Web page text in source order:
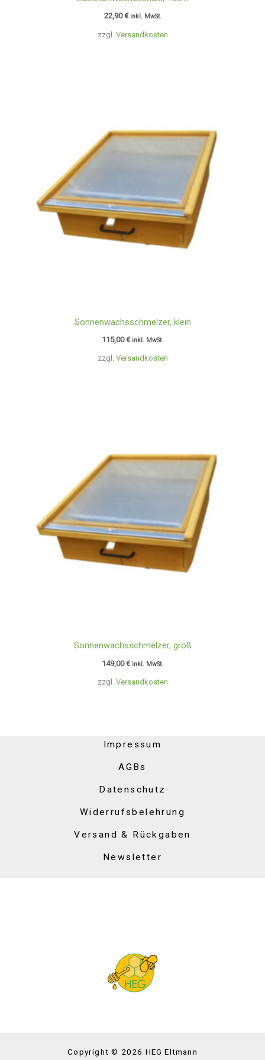
zzgl. Versandkosten
22,90€ inkl. MwSt.
zzgl. Versandkosten
Sonnenwachsschmelzer, klein
115,00€ inkl. MwSt.
zzgl. Versandkosten
Sonnenwachsschmelzer, groß
149,00€ inkl. MwSt.
Impressum
AGBs
Datenschutz
Widerrufsbelehrung
Versand & Rückgaben
Newsletter
Copyright © 2026 HEG Eltmann